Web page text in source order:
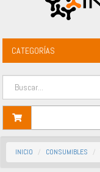
CATEGORÍAS
INICIO CONSUMIBLES